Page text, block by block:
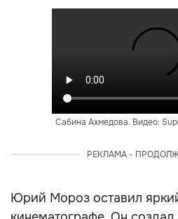
Сабина Ахмедова. Видео:
РЕКЛАМА -
Юрий Мороз оставил